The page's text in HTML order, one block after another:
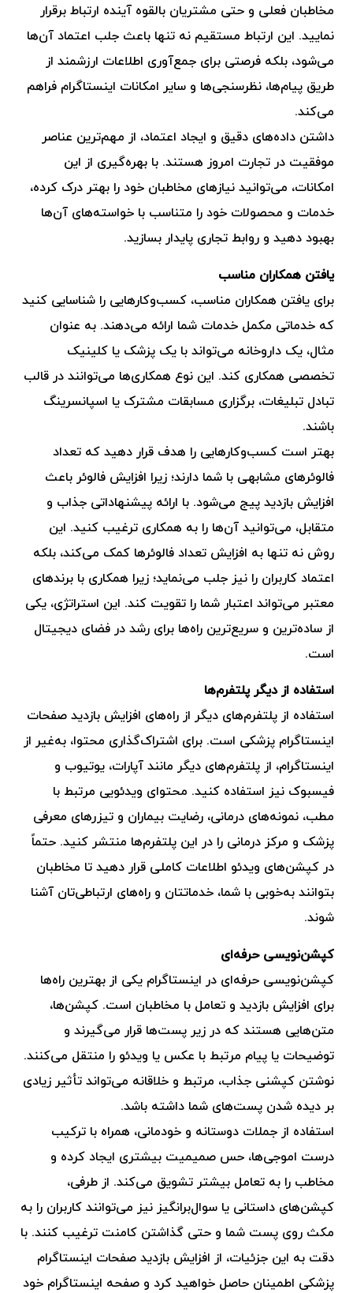
مخاطبان فعلی و حتی مشتریان بالقوه آینده ارتباط برقرار
نمایید. این ارتباط مستقیم نه تنها باعث جلب اعتماد آن‌ها
می‌شود، بلکه فرصتی برای جمع‌آوری اطلاعات ارزشمند از
طریق پیام‌ها، نظرسنجی‌ها و سایر امکانات اینستاگرام فراهم
می‌کند.
داشتن داده‌های دقیق و ایجاد اعتماد، از مهم‌ترین عناصر
موفقیت در تجارت امروز هستند. با بهره‌گیری از این
امکانات، می‌توانید نیازهای مخاطبان خود را بهتر درک کرده،
خدمات و محصولات خود را متناسب با خواسته‌های آن‌ها
بهبود دهید و روابط تجاری پایدار بسازید.
یافتن همکاران مناسب
برای یافتن همکاران مناسب، کسب‌وکارهایی را شناسایی کنید
که خدماتی مکمل خدمات شما ارائه می‌دهند. به عنوان
مثال، یک داروخانه می‌تواند با یک پزشک یا کلینیک
تخصصی همکاری کند. این نوع همکاری‌ها می‌توانند در قالب
تبادل تبلیغات، برگزاری مسابقات مشترک یا اسپانسرینگ
باشند.
بهتر است کسب‌وکارهایی را هدف قرار دهید که تعداد
فالوئرهای مشابهی با شما دارند؛ زیرا افزایش فالوئر باعث
افزایش بازدید پیج می‌شود. با ارائه پیشنهاداتی جذاب و
متقابل، می‌توانید آن‌ها را به همکاری ترغیب کنید. این
روش نه تنها به افزایش تعداد فالوئرها کمک می‌کند، بلکه
اعتماد کاربران را نیز جلب می‌نماید؛ زیرا همکاری با برندهای
معتبر می‌تواند اعتبار شما را تقویت کند. این استراتژی، یکی
از ساده‌ترین و سریع‌ترین راه‌ها برای رشد در فضای دیجیتال
است.
استفاده از دیگر پلتفرم‌ها
استفاده از پلتفرم‌های دیگر از راه‌های افزایش بازدید صفحات
اینستاگرام پزشکی است. برای اشتراک‌گذاری محتوا، به‌غیر از
اینستاگرام، از پلتفرم‌های دیگر مانند آپارات، یوتیوب و
فیسبوک نیز استفاده کنید. محتوای ویدئویی مرتبط با
مطب، نمونه‌های درمانی، رضایت بیماران و تیزرهای معرفی
پزشک و مرکز درمانی را در این پلتفرم‌ها منتشر کنید. حتماً
در کپشن‌های ویدئو اطلاعات کاملی قرار دهید تا مخاطبان
بتوانند به‌خوبی با شما، خدماتتان و راه‌های ارتباطی‌تان آشنا
شوند.
کپشن‌نویسی حرفه‌ای
کپشن‌نویسی حرفه‌ای در اینستاگرام یکی از بهترین راه‌ها
برای افزایش بازدید و تعامل با مخاطبان است. کپشن‌ها،
متن‌هایی هستند که در زیر پست‌ها قرار می‌گیرند و
توضیحات یا پیام مرتبط با عکس یا ویدئو را منتقل می‌کنند.
نوشتن کپشنی جذاب، مرتبط و خلاقانه می‌تواند تأثیر زیادی
بر دیده شدن پست‌های شما داشته باشد.
استفاده از جملات دوستانه و خودمانی، همراه با ترکیب
درست اموجی‌ها، حس صمیمیت بیشتری ایجاد کرده و
مخاطب را به تعامل بیشتر تشویق می‌کند. از طرفی،
کپشن‌های داستانی یا سوال‌برانگیز نیز می‌توانند کاربران را به
مکث روی پست شما و حتی گذاشتن کامنت ترغیب کنند. با
دقت به این جزئیات، از افزایش بازدید صفحات اینستاگرام
پزشکی اطمینان حاصل خواهید کرد و صفحه اینستاگرام خود